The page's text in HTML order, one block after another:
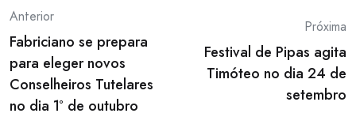
Post
navigation
Anterior
Fabriciano se prepara
para eleger novos
Conselheiros Tutelares
no dia 1º de outubro
Próxima
Festival de Pipas agita
Timóteo no dia 24 de
setembro